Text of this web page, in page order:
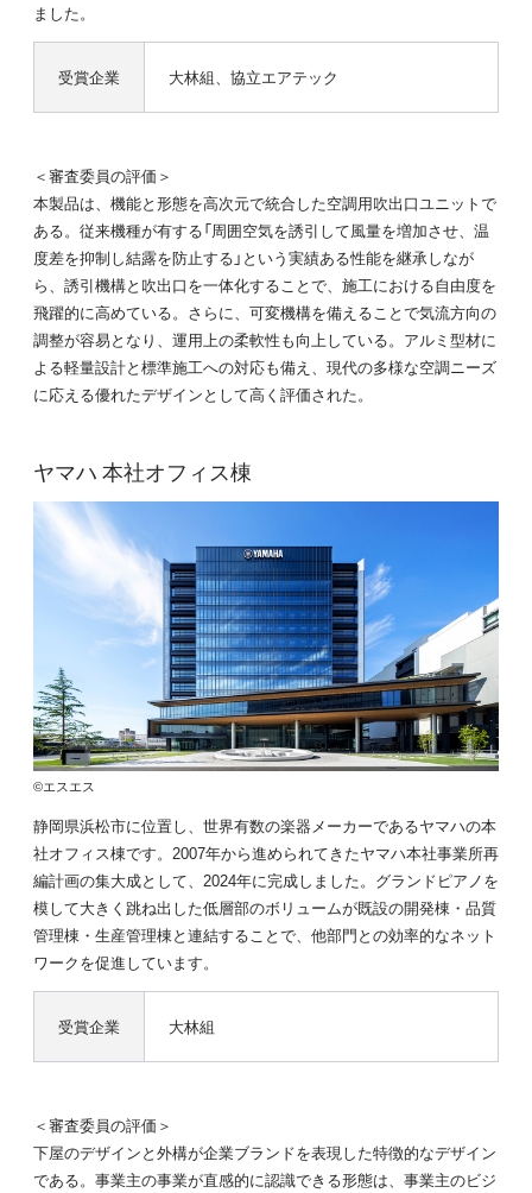
ました。
受賞企業 大林組、協立エアテック
＜審査委員の評価＞
本製品は、機能と形態を高次元で統合した空調用吹出口ユニットで
ある。従来機種が有する「周囲空気を誘引して風量を増加させ、温
度差を抑制し結露を防止する」という実績ある性能を継承しなが
ら、誘引機構と吹出口を一体化することで、施工における自由度を
飛躍的に高めている。さらに、可変機構を備えることで気流方向の
調整が容易となり、運用上の柔軟性も向上している。アルミ型材に
よる軽量設計と標準施工への対応も備え、現代の多様な空調ニーズ
に応える優れたデザインとして高く評価された。
ヤマハ 本社オフィス棟
©エスエス
静岡県浜松市に位置し、世界有数の楽器メーカーであるヤマハの本
社オフィス棟です。2007年から進められてきたヤマハ本社事業所再
編計画の集大成として、2024年に完成しました。グランドピアノを
模して大きく跳ね出した低層部のボリュームが既設の開発棟・品質
管理棟・生産管理棟と連結することで、他部門との効率的なネット
ワークを促進しています。
受賞企業 大林組
＜審査委員の評価＞
下屋のデザインと外構が企業ブランドを表現した特徴的なデザイン
である。事業主の事業が直感的に認識できる形態は、事業主のビジ